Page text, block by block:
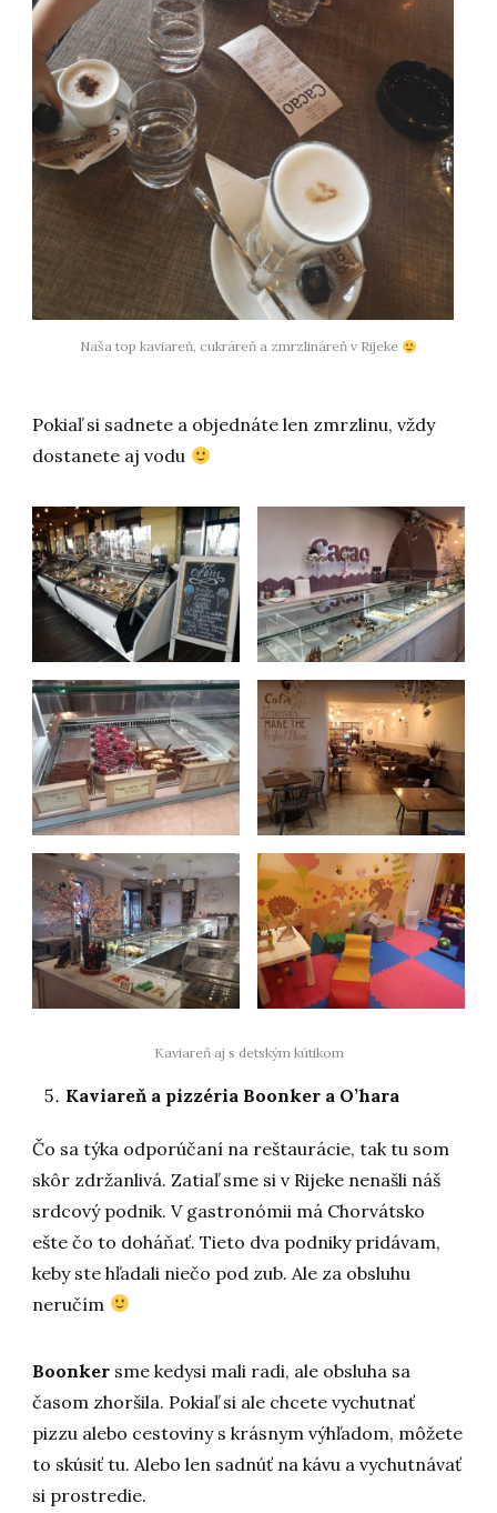
Naša top kaviareň, cukráreň a zmrzlináreň v Rijeke
Pokiaľ si sadnete a objednáte len zmrzlinu, vždy
dostanete aj vodu
Kaviareň aj s detským kútikom
Kaviareň a pizzéria Boonker a O’hara
Čo sa týka odporúčaní na reštaurácie, tak tu som
skôr zdržanlivá. Zatiaľ sme si v Rijeke nenašli náš
srdcový podnik. V gastronómii má Chorvátsko
ešte čo to doháňať. Tieto dva podniky pridávam,
keby ste hľadali niečo pod zub. Ale za obsluhu
neručím
Boonker sme kedysi mali radi, ale obsluha sa
časom zhoršila. Pokiaľ si ale chcete vychutnať
pizzu alebo cestoviny s krásnym výhľadom, môžete
to skúsiť tu. Alebo len sadnúť na kávu a vychutnávať
si prostredie.